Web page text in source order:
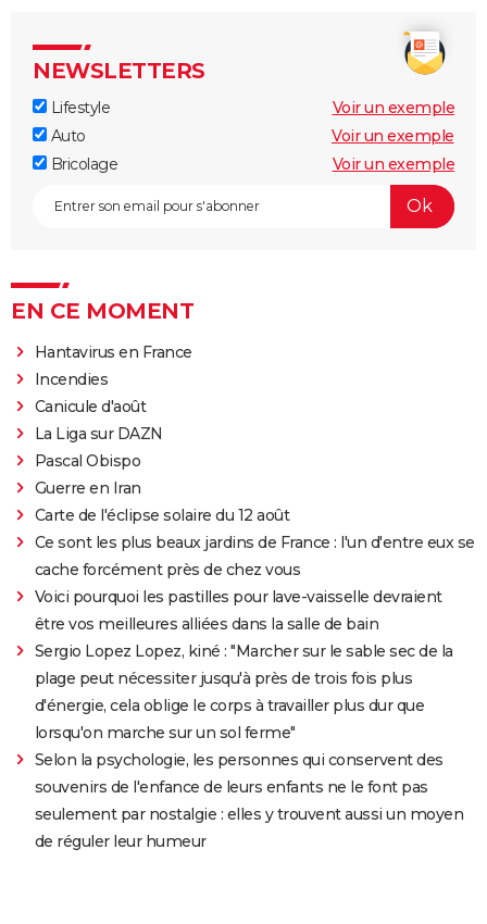
NEWSLETTERS
Lifestyle
Voir un exemple
Auto
Voir un exemple
Bricolage
Voir un exemple
EN CE MOMENT
Hantavirus en France
Incendies
Canicule d'août
La Liga sur DAZN
Pascal Obispo
Guerre en Iran
Carte de l'éclipse solaire du 12 août
Ce sont les plus beaux jardins de France : l'un d'entre eux se
cache forcément près de chez vous
Voici pourquoi les pastilles pour lave-vaisselle devraient
être vos meilleures alliées dans la salle de bain
Sergio Lopez Lopez, kiné : "Marcher sur le sable sec de la
plage peut nécessiter jusqu'à près de trois fois plus
d'énergie, cela oblige le corps à travailler plus dur que
lorsqu'on marche sur un sol ferme"
Selon la psychologie, les personnes qui conservent des
souvenirs de l'enfance de leurs enfants ne le font pas
seulement par nostalgie : elles y trouvent aussi un moyen
de réguler leur humeur